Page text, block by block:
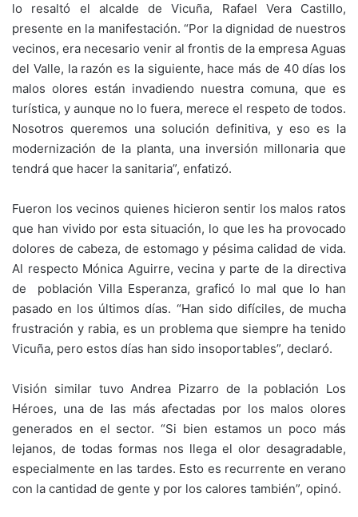
lo resaltó el alcalde de Vicuña, Rafael Vera Castillo,
presente en la manifestación. “Por la dignidad de nuestros
vecinos, era necesario venir al frontis de la empresa Aguas
del Valle, la razón es la siguiente, hace más de 40 días los
malos olores están invadiendo nuestra comuna, que es
turística, y aunque no lo fuera, merece el respeto de todos.
Nosotros queremos una solución definitiva, y eso es la
modernización de la planta, una inversión millonaria que
tendrá que hacer la sanitaria”, enfatizó.
Fueron los vecinos quienes hicieron sentir los malos ratos
que han vivido por esta situación, lo que les ha provocado
dolores de cabeza, de estomago y pésima calidad de vida.
Al respecto Mónica Aguirre, vecina y parte de la directiva
de población Villa Esperanza, graficó lo mal que lo han
pasado en los últimos días. “Han sido difíciles, de mucha
frustración y rabia, es un problema que siempre ha tenido
Vicuña, pero estos días han sido insoportables”, declaró.
Visión similar tuvo Andrea Pizarro de la población Los
Héroes, una de las más afectadas por los malos olores
generados en el sector. “Si bien estamos un poco más
lejanos, de todas formas nos llega el olor desagradable,
especialmente en las tardes. Esto es recurrente en verano
con la cantidad de gente y por los calores también”, opinó.